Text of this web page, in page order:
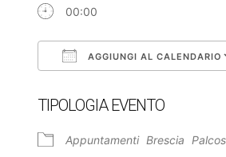
00:00
AGGIUNGI AL CALENDARIO
TIPOLOGIA EVENTO
Appuntamenti Brescia